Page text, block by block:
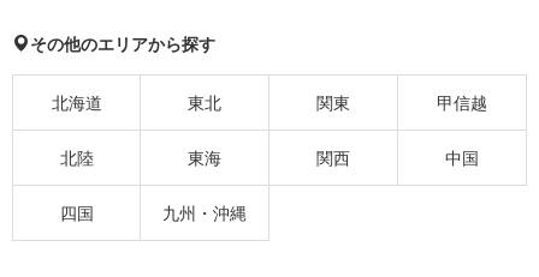
その他のエリアから探す
北海道 東北 関東 甲信越
北陸 東海 関西 中国
四国 九州・沖縄